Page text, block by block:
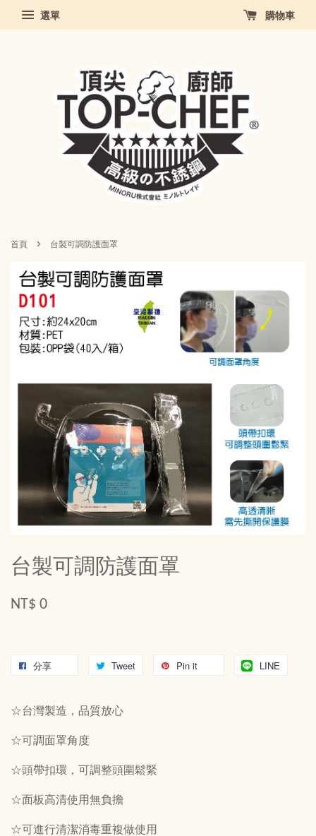
選單 購物車
首頁 › 台製可調防護面罩
台製可調防護面罩
NT$ 0
分享 Tweet Pin it LINE
☆台灣製造，品質放心
☆可調面罩角度
☆頭帶扣環，可調整頭圍鬆緊
☆面板高清使用無負擔
☆可進行清潔消毒重複做使用